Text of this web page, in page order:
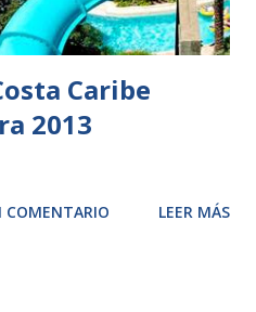
Caribe
2013
COMENTARIO LEER MÁS